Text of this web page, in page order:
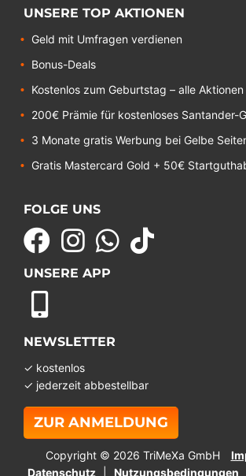
UNSERE TOP AKTIONEN
Geld mit Umfragen verdienen
Bonus-Deals
Kostenlos zum Geburtstag – alle Aktionen
200€ Prämie für kostenloses Santander-
3 Monate gratis Werbung bei Gelbe
Gratis Mastercard Gold + 50€
FOLGE UNS
UNSERE APP
NEWSLETTER
✓ kostenlos
✓ jederzeit abbestellbar
ZUR ANMELDUNG
Copyright © 2026 TriMeXa GmbH
Datenschutz
Nutzungsbedingungen